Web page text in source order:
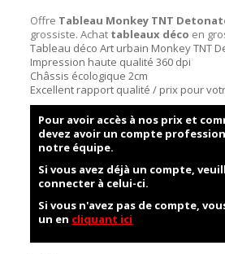
Offre Tableau Monkey TNT
grossiste. Achat tableaux déco en
Tableau déco Art urbain Monkey TNT
Impression haute qualité 360 dpi
Châssis écologique 2cm
Excellent rapport qualité / prix pour
Pour avoir accès à nos prix et
devez avoir un compte
notre équipe.
Si vous avez déjà un compte,
connecter à celui-ci.
Si vous n'avez pas de compte,
un en cliquant ici